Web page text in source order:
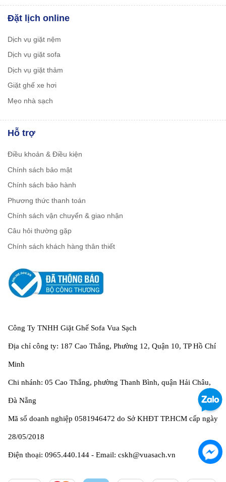
Đặt lịch online
Dịch vụ giặt nệm
Dịch vụ giặt sofa
Dịch vụ giặt thảm
Giặt ghế xe hơi
Mẹo nhà sạch
Hỗ trợ
Điều khoản & Điều kiện
Chính sách bảo mật
Chính sách bảo hành
Phương thức thanh toán
Chính sách vận chuyển & giao nhận
Câu hỏi thường gặp
Chính sách khách hàng thân thiết
Công Ty TNHH Giặt Ghế Sofa Vua Sạch
Địa chỉ công ty: 187 Cao Thắng, Phường 12, Quận 10, TP Hồ Chí
Minh
Chi nhánh: 05 Cao Thắng, phường Thanh Bình, quận Hải Châu,
Đà Nẵng
Mã số doanh nghiệp 0581946472 do Sở KHĐT TP.HCM cấp ngày
28/05/2018
Điện thoại: 0965.440.144 - Email: cskh@vuasach.vn